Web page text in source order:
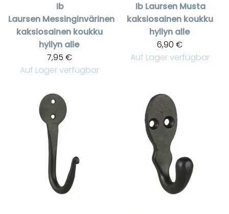
Ib
Laursen Messinginvärinen
kaksiosainen koukku
hyllyn alle
7,95 €
Auf Lager verfügbar
Ib Laursen Musta
kaksiosainen koukku
hyllyn alle
6,90 €
Auf Lager verfügbar